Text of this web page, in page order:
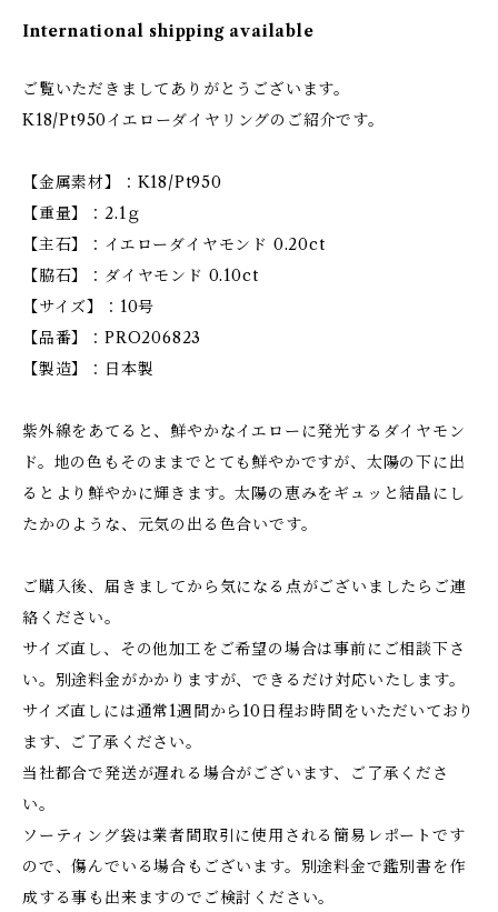
International shipping available
ご覧いただきましてありがとうございます。
K18/Pt950イエローダイヤリングのご紹介です。
【金属素材】：K18/Pt950
【重量】：2.1ｇ
【主石】：イエローダイヤモンド 0.20ct
【脇石】：ダイヤモンド 0.10ct
【サイズ】：10号
【品番】：PRO206823
【製造】：日本製
紫外線をあてると、鮮やかなイエローに発光するダイヤモン
ド。地の色もそのままでとても鮮やかですが、太陽の下に出
るとより鮮やかに輝きます。太陽の恵みをギュッと結晶にし
たかのような、元気の出る色合いです。
ご購入後、届きましてから気になる点がございましたらご連
絡ください。
サイズ直し、その他加工をご希望の場合は事前にご相談下さ
い。別途料金がかかりますが、できるだけ対応いたします。
サイズ直しには通常1週間から10日程お時間をいただいており
ます、ご了承ください。
当社都合で発送が遅れる場合がございます、ご了承くださ
い。
ソーティング袋は業者間取引に使用される簡易レポートです
ので、傷んでいる場合もございます。別途料金で鑑別書を作
成する事も出来ますのでご検討ください。